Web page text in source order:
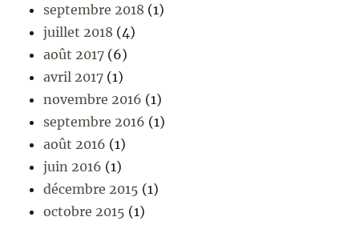
septembre 2018 (1)
juillet 2018 (4)
août 2017 (6)
avril 2017 (1)
novembre 2016 (1)
septembre 2016 (1)
août 2016 (1)
juin 2016 (1)
décembre 2015 (1)
octobre 2015 (1)